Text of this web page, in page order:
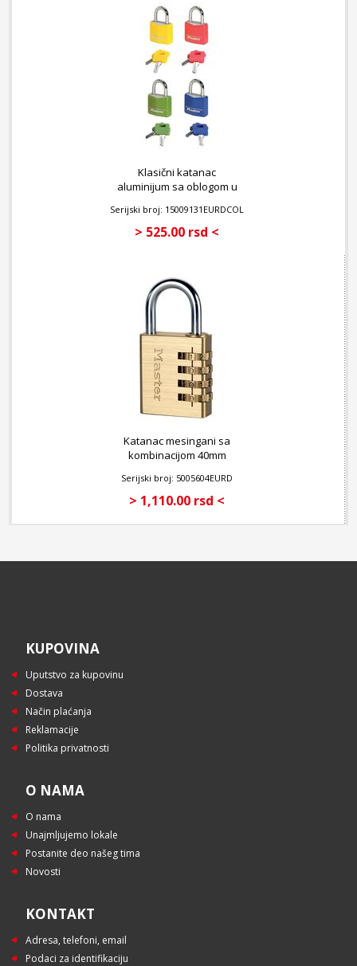
Klasični katanac
aluminijum sa oblogom u
Serijski broj: 15009131EURDCOL
> 525.00 rsd <
Katanac mesingani sa
kombinacijom 40mm
Serijski broj: 5005604EURD
> 1,110.00 rsd <
KUPOVINA
Uputstvo za kupovinu
Dostava
Način plaćanja
Reklamacije
Politika privatnosti
O NAMA
O nama
Unajmljujemo lokale
Postanite deo našeg tima
Novosti
KONTAKT
Adresa, telefoni, email
Podaci za identifikaciju